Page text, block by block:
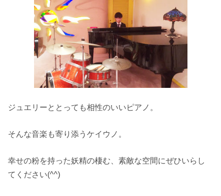
ジュエリーととっても相性のいいピアノ。
そんな音楽も寄り添うケイウノ。
幸せの粉を持った妖精の棲む、素敵な空間にぜひいらし
てください(^^)